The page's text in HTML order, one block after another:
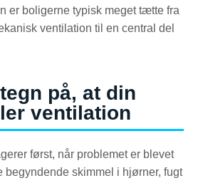
er boligerne typisk meget tætte fra
ventilation til en central del
på, at din
ventilation
først, når problemet er blevet
skimmel i hjørner, fugt